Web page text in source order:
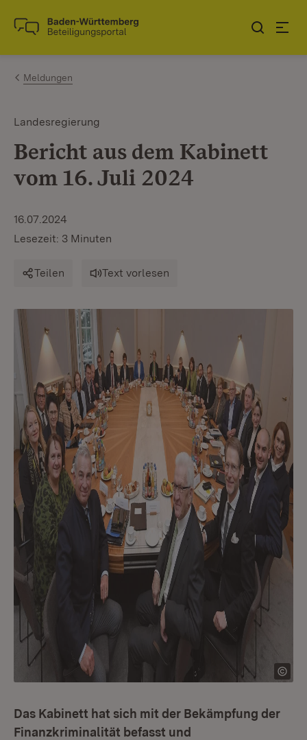
Zum Inhalt springen
Link zur Startseite
Meldungen
Landesregierung
Bericht aus dem Kabinett
vom 16. Juli 2024
16.07.2024
Lesezeit: 3 Minuten
Teilen Text vorlesen
Das Kabinett hat sich mit der Bekämpfung der
Finanzkriminalität befasst und